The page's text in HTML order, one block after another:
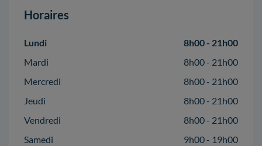
Horaires
Lundi
8h00 - 21h00
Mardi
8h00 - 21h00
Mercredi
8h00 - 21h00
Jeudi
8h00 - 21h00
Vendredi
8h00 - 21h00
Samedi
9h00 - 19h00